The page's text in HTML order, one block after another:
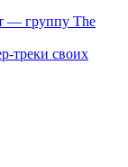
— группу The
треки своих